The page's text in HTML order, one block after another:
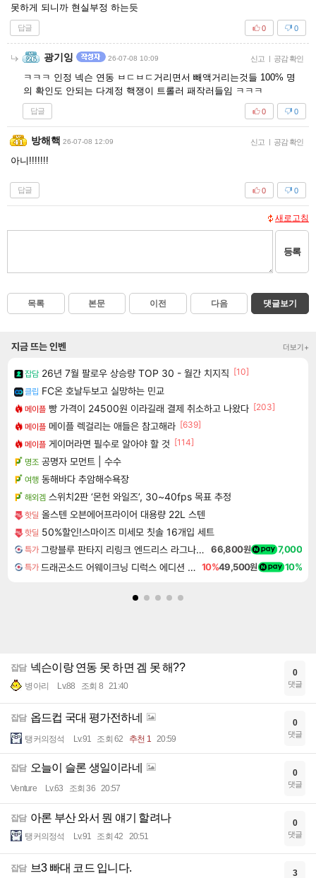
못하게 되니까 현실부정 하는듯
답글 0
0
광기잉 26-07-08 10:09 신고 | 공감 확인
ㅋㅋㅋ 인정 넥슨 연동 ㅂㄷㅂㄷ거리면서 빼액거리는것들 100% 명
의 확인도 안되는 다계정 핵쟁이 트롤러 패작러들임 ㅋㅋㅋ
답글 0
0
방해핵 26-07-08 12:09 신고 | 공감 확인
아니!!!!!!!
답글 0
0
새로고침
등록
목록 본문 이전 다음 댓글보기
지금 뜨는 인벤 더보기+
잡담 26년 7월 팔로우 상승량 TOP 30 - 월간 치지직 [10]
클립 FC온 호날두보고 실망하는 민교
메이플 빵 가격이 24500원 이라길래 결제 취소하고 나왔다 [203]
메이플 메이플 렉걸리는 애들은 참고해라 [639]
메이플 게이머라면 필수로 알아야 할 것 [114]
명조 공명자 모먼트 | 수수
여행 동해바다 추암해수욕장
해외겜 스위치2판 ‘몬헌 와일즈’, 30~40fps 목표 추정
핫딜 올스텐 오븐에어프라이어 대용량 22L 스텐
핫딜 50%할인!스마이즈 미세모 칫솔 16개입 세트
특가 그랑블루 판타지 리링크 엔드리스 라그나로크 Granblue Fantasy Relink Endless Ragnarok 66,800원 7,000
특가 드래곤소드 어웨이크닝 디럭스 에디션 DragonSword Awakening Deluxe Edition 10%49,500원 10%
잡담 넥슨이랑 연동 못 하면 겜 못 해??
병아리 Lv.88 조회 8 21:40
0
댓글
잡담 옵드컵 국대 평가전하네
탱커의정석 Lv.91 조회 62 추천 1 20:59
0
댓글
잡담 오늘이 슬론 생일이라네
Venture Lv.63 조회 36 20:57
0
댓글
잡담 아론 부산 와서 뭔 얘기 할려나
탱커의정석 Lv.91 조회 42 20:51
0
댓글
잡담 브3 빠대 코드 입니다. 3